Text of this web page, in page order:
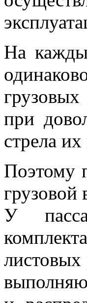
На
при
стрела
Поэтому
грузовой
У
листовых